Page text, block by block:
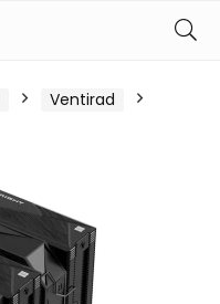
Ventirad